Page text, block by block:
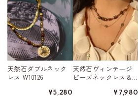
天然石ダブルネック
レス W10126
¥5,280
天然石ヴィンテージ
ビーズネックレス＆
クレスの2点セット W
¥7,980